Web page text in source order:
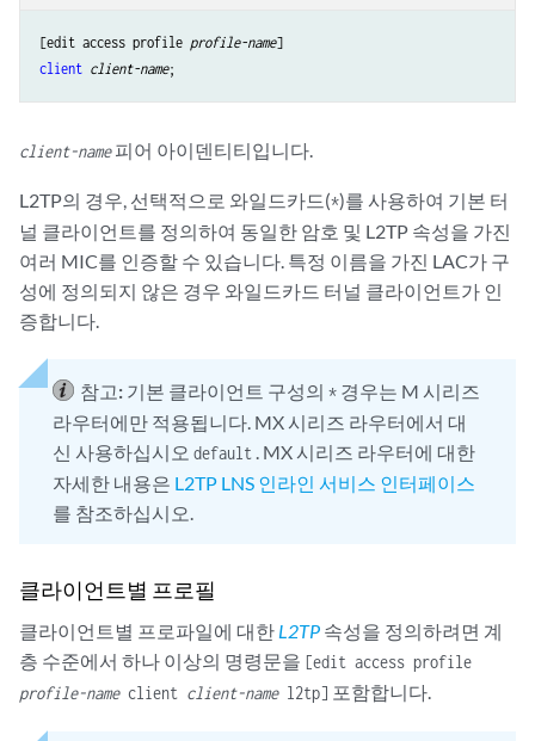
[edit access profile profile-name
client client-name
client-name피어 아이덴티티입니다.
L2TP의 경우, 선택적으로 와일드카드(*)를 사용하여 기본 터
널 클라이언트를 정의하여 동일한 암호 및 L2TP 속성을 가진
여러 MIC를 인증할 수 있습니다. 특정 이름을 가진 LAC가 구
성에 정의되지 않은 경우 와일드카드 터널 클라이언트가 인
증합니다.
참고: 기본 클라이언트 구성의 * 경우는 M 시리즈
라우터에만 적용됩니다. MX 시리즈 라우터에서 대
신 사용하십시오 default . MX 시리즈 라우터에 대한
자세한 내용은 L2TP LNS 인라인 서비스 인터페이스
를 참조하십시오.
클라이언트별 프로필
클라이언트별 프로파일에 대한 L2TP 속성을 정의하려면 계
층 수준에서 하나 이상의 명령문을 [edit access profile
profile-nameclient client-namel2tp] 포함합니다.